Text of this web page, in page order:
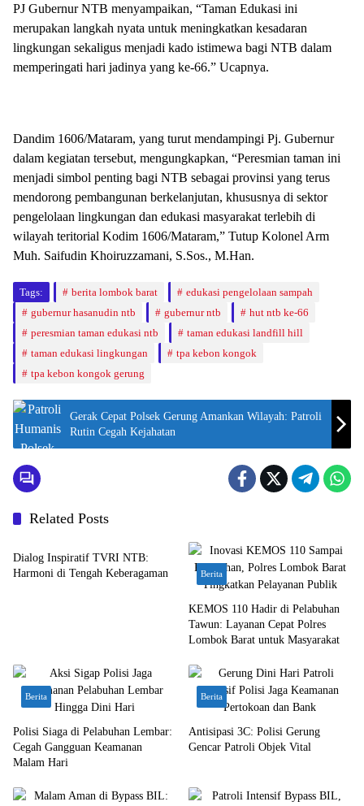
PJ Gubernur NTB menyampaikan, “Taman Edukasi ini
merupakan langkah nyata untuk meningkatkan kesadaran
lingkungan sekaligus menjadi kado istimewa bagi NTB dalam
memperingati hari jadinya yang ke-66.” Ucapnya.
Dandim 1606/Mataram, yang turut mendampingi Pj. Gubernur
dalam kegiatan tersebut, mengungkapkan, “Peresmian taman ini
menjadi simbol penting bagi NTB sebagai provinsi yang terus
mendorong pembangunan berkelanjutan, khususnya di sektor
pengelolaan lingkungan dan edukasi masyarakat terlebih di
wilayah teritorial Kodim 1606/Mataram,” Tutup Kolonel Arm
Muh. Saifudin Khoiruzzamani, S.Sos., M.Han.
Tags: berita lombok barat
edukasi pengelolaan sampah
gubernur hasanudin ntb
gubernur ntb
hut ntb ke-66
peresmian taman edukasi ntb
taman edukasi landfill hill
taman edukasi lingkungan
tpa kebon kongok
tpa kebon kongok gerung
Gerak Cepat Polsek Gerung Amankan Wilayah: Patroli
Rutin Cegah Kejahatan
Related Posts
Bali Nusra
Dialog Inspiratif TVRI NTB:
Harmoni di Tengah Keberagaman
Berita
KEMOS 110 Hadir di Pelabuhan
Tawun: Layanan Cepat Polres
Lombok Barat untuk Masyarakat
Berita
Polisi Siaga di Pelabuhan Lembar:
Cegah Gangguan Keamanan
Malam Hari
Berita
Antisipasi 3C: Polisi Gerung
Gencar Patroli Objek Vital